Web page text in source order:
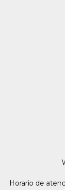
Horario de